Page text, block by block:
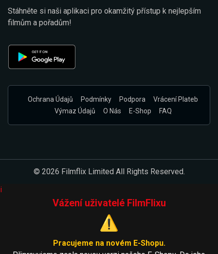
Stáhněte si naši aplikaci pro okamžitý přístup k nejlepším
filmům a pořadům!
Ochrana Údajů Podmínky Podpora
Vrácení Plateb
Výmaz Údajů
O Nás E-Shop FAQ
© 2026 Filmflix Limited All Rights Reserved.
i
Vážení uživatelé FilmFlixu
⚠️
Pracujeme na novém E-Shopu.